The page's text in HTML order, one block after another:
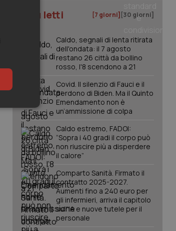
I più letti [7 giorni] [30 giorni]
Caldo, segnali di lenta ritirata
dell'ondata: il 7 agosto
restano 26 città da bollino
rosso, l'8 scendono a 21
Covid. Il silenzio di Fauci e il
perdono di Biden. Ma il Quinto
Emendamento non è
un’ammissione di colpa
Caldo estremo, FADOI:
“Sopra i 40 gradi il corpo può
non riuscire più a disperdere
il calore”
Comparto Sanità. Firmato il
contratto 2025-2027.
Aumenti fino a 240 euro per
gli infermieri, arriva il capitolo
sull'IA e nuove tutele per il
personale